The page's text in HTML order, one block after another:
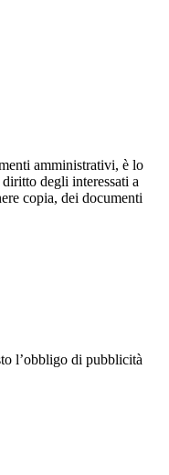
amministrativi, è lo
degli interessati a
copia, dei documenti
l’obbligo di pubblicità